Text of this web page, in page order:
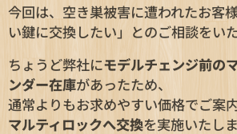
今回は、空き巣被害に遭われたお客
い鍵に交換したい」とのご相談をい
ちょうど弊社にモデルチェンジ前の
ンダー在庫があったため、
通常よりもお求めやすい価格でご案内
マルティロックへ交換を実施いたしま